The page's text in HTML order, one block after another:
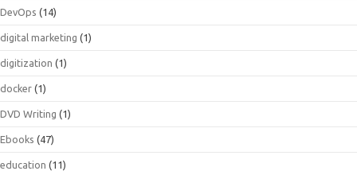
DevOps (14)
digital marketing (1)
digitization (1)
docker (1)
DVD Writing (1)
Ebooks (47)
education (11)